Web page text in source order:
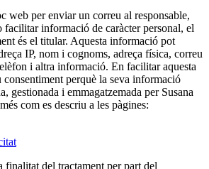
web per enviar un correu al responsable,
facilitar informació de caràcter personal, el
és el titular. Aquesta informació pot
IP, nom i cognoms, adreça física, correu
i altra informació. En facilitar aquesta
perquè la seva informació
gestionada i emmagatzemada per Susana
com es descriu a les pàgines:
finalitat del tractament per part del